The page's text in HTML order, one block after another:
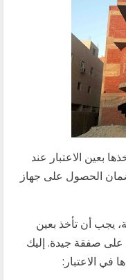
بعين الاعتبار عند
الحصول على جهاز
يجب أن تأخذ بعين
صفقة جيدة. إليك
في الاعتبار: